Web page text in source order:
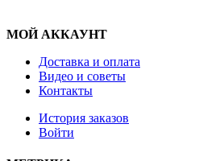
МОЙ АККАУНТ
Доставка и оплата
Видео и советы
Контакты
История заказов
Войти